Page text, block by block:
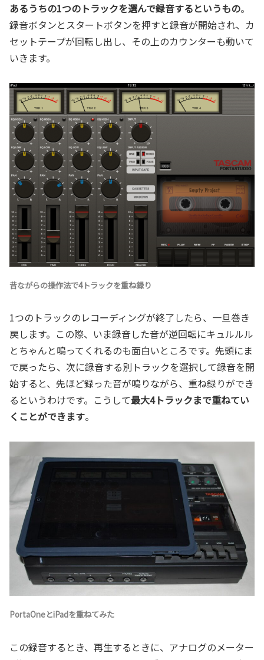
あるうちの1つのトラックを選んで録音するというもの。
録音ボタンとスタートボタンを押すと録音が開始され、カ
セットテープが回転し出し、その上のカウンターも動いて
いきます。
昔ながらの操作法で4トラックを重ね録り
1つのトラックのレコーディングが終了したら、一旦巻き
戻します。この際、いま録音した音が逆回転にキュルルル
とちゃんと鳴ってくれるのも面白いところです。先頭にま
で戻ったら、次に録音する別トラックを選択して録音を開
始すると、先ほど録った音が鳴りながら、重ね録りができ
るというわけです。こうして最大4トラックまで重ねてい
くことができます。
PortaOneとiPadを重ねてみた
この録音するとき、再生するときに、アナログのメーター